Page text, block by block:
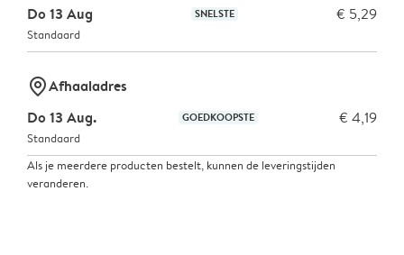
Do 13 Aug SNELSTE € 5,29
Standaard
marker-pinAfhaaladres
Do 13 Aug.
GOEDKOOPSTE € 4,19
Standaard
Als je meerdere producten bestelt, kunnen de leveringstijden
veranderen.